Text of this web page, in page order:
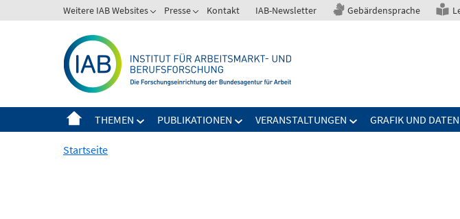
zum
Weitere IAB Websites Presse Kontakt IAB-Newsletter Gebärdensprache
THEMEN PUBLIKATIONEN VERANSTALTUNGEN GRAFIK UND DATEN
Startseite